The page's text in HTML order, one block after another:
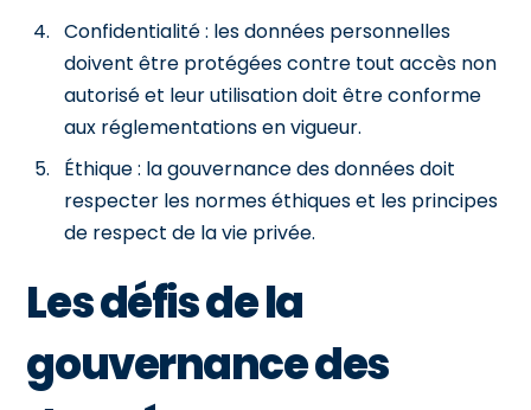
Confidentialité : les données personnelles
doivent être protégées contre tout accès non
autorisé et leur utilisation doit être conforme
aux réglementations en vigueur.
Éthique : la gouvernance des données doit
respecter les normes éthiques et les principes
de respect de la vie privée.
Les défis de la
gouvernance des